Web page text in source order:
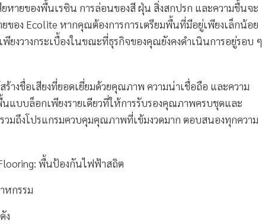
หายของพื้นเรซิน การล่อนของสี ฝุ่น สิ่งสกปรก และความชื้นจะ
ของ Ecolite หากคุณต้องการการเตรียมพื้นที่มีอยู่เพียงเล็กน้อย
ยงวางกระเบื้องในขณะที่ธุรกิจของคุณยังคงดำเนินการอยู่รอบ ๆ
างชื่อเสียงที่ยอดเยี่ยมด้วยคุณภาพ ความน่าเชื่อถือ และความ
แบบล็อกเพียงรายเดียวที่ให้การรับรองคุณภาพครบชุดและ
มถึงโปรแกรมควบคุมคุณภาพที่เข้มงวดมาก ตอบสนองทุกความ
พื้นป้องกันไฟฟ้าสถิต
หกรรม
ง